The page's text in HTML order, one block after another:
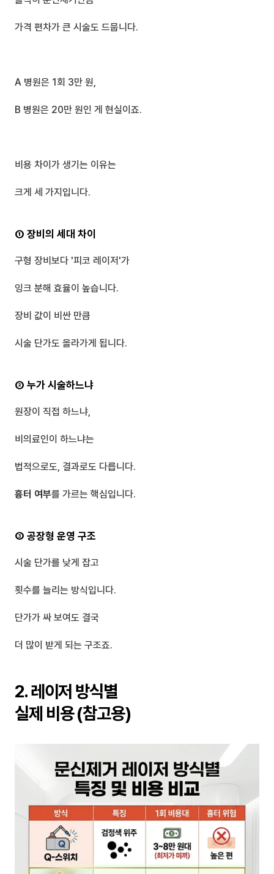
가격 편차가 큰 시술도 드뭅니다.
A 병원은 1회 3만 원,
B 병원은 20만 원인 게 현실이죠.
비용 차이가 생기는 이유는
크게 세 가지입니다.
① 장비의 세대 차이
구형 장비보다 '피코 레이저'가
잉크 분해 효율이 높습니다.
장비 값이 비싼 만큼
시술 단가도 올라가게 됩니다.
② 누가 시술하느냐
원장이 직접 하느냐,
비의료인이 하느냐는
법적으로도, 결과로도 다릅니다.
흉터 여부를 가르는 핵심입니다.
③ 공장형 운영 구조
시술 단가를 낮게 잡고
횟수를 늘리는 방식입니다.
단가가 싸 보여도 결국
더 많이 받게 되는 구조죠.
2. 레이저 방식별
실제 비용 (참고용)